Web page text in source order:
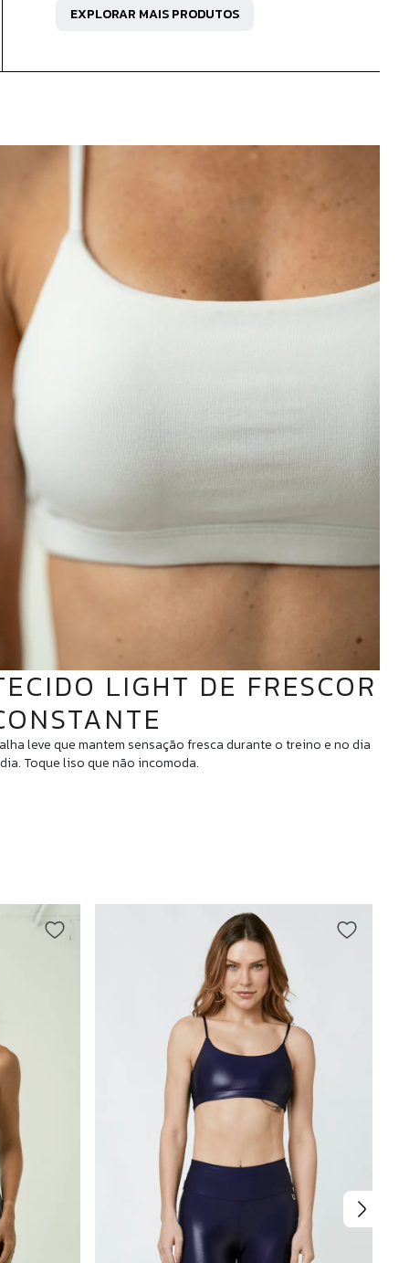
EXPLORAR MAIS PRODUTOS
LIGHT DE FRESCOR
leve que mantem sensação fresca durante o treino e no dia
Toque liso que não incomoda.